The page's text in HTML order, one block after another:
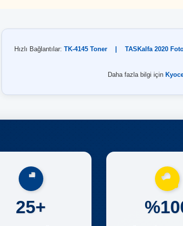
Hızlı Bağlantılar: TK-4145 Toner TASKalfa 2020
Daha fazla bilgi için
25+